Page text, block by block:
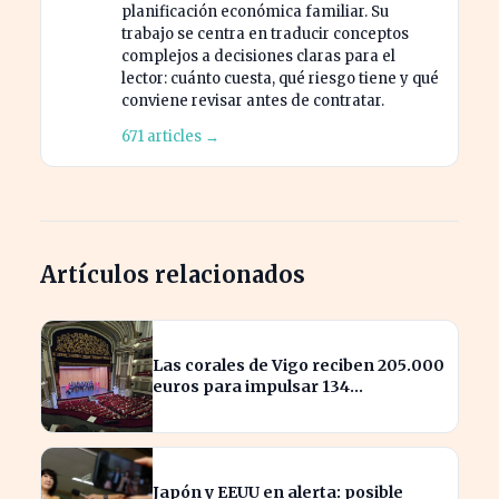
planificación económica familiar. Su
trabajo se centra en traducir conceptos
complejos a decisiones claras para el
lector: cuánto cuesta, qué riesgo tiene y qué
conviene revisar antes de contratar.
671 articles →
Artículos relacionados
Las corales de Vigo reciben 205.000
euros para impulsar 134
Japón y EEUU en alerta: posible